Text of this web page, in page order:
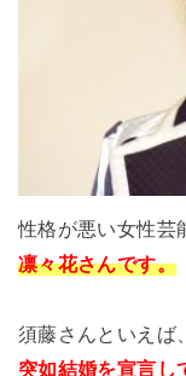
性格が悪い女性芸
凛々花さんです。
須藤さんといえば、
突如結婚を宣言し